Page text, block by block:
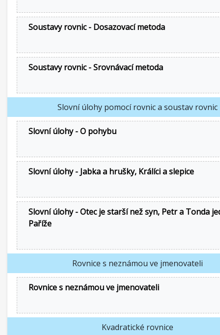
Soustavy rovnic - Dosazovací metoda
Soustavy rovnic - Srovnávací metoda
Slovní úlohy pomocí rovnic a soustav rovnic
Slovní úlohy - O pohybu
Slovní úlohy - Jabka a hrušky, Králíci a slepice
Slovní úlohy - Otec je starší než syn, Petr a Tonda
Paříže
Rovnice s neznámou ve jmenovateli
Rovnice s neznámou ve jmenovateli
Kvadratické rovnice